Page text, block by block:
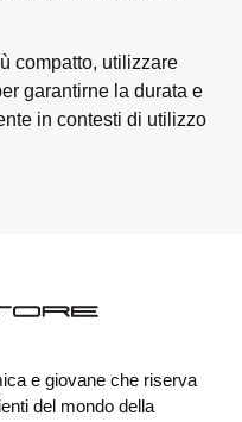
compatto, utilizzare
garantirne la durata e
in contesti di utilizzo
e giovane che riserva
del mondo della